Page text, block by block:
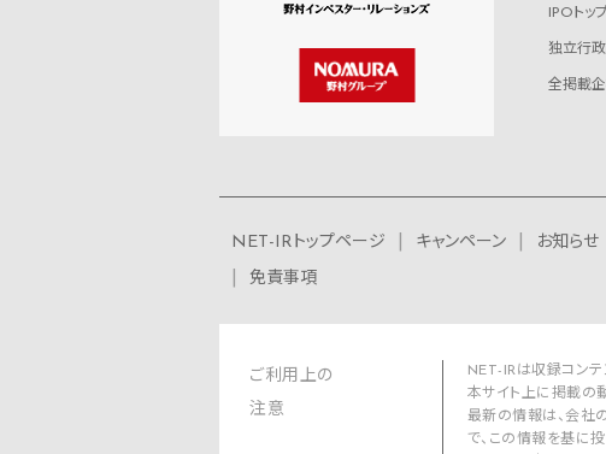
IPOトッ
独立行
全掲載
NET-IRトップページ キャンペーン お知らせ
免責事項
ご利用上の
注意
NET-IRは収録コンテ
本サイト上に掲載の
最新の情報は、会社
で、この情報を基に